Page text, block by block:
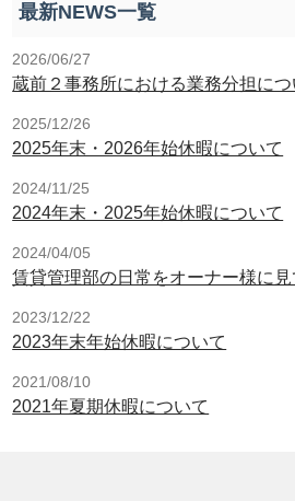
最新NEWS一覧
2026/06/27
蔵前２事務所における業務分担につ
2025/12/26
2025年末・2026年始休暇について
2024/11/25
2024年末・2025年始休暇について
2024/04/05
賃貸管理部の日常をオーナー様に見
2023/12/22
2023年末年始休暇について
2021/08/10
2021年夏期休暇について